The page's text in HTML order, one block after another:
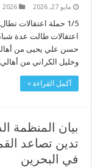
مايو 27, 2026 2026
1/5 حملة اعتقالات
اعتقالات طالت عدة
حسن علي يحيى من
وخليل الكراني من أهالي بلدة كرانة. 4/5
أكمل القراءة »
بيان المنظمة
تدين تصاعد
في البحرين